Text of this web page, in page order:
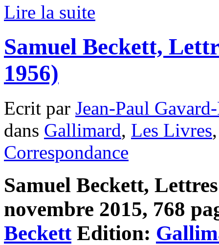
Lire la suite
Samuel Beckett,
1956)
Ecrit par Jean-Paul
dans Gallimard, Les Livres
Correspondance
Samuel Beckett,
novembre 2015, 768
BeckettEdition: